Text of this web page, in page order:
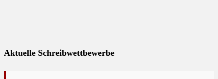
Aktuelle Schreibwettbewerbe